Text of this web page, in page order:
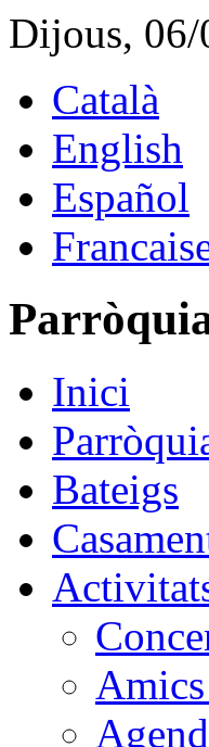
Dijous, 06/
Català
English
Español
Inici
Bateigs